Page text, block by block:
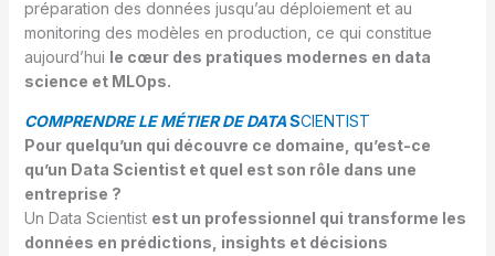
préparation des données jusqu’au déploiement et au
monitoring des modèles en production, ce qui constitue
aujourd’hui le cœur des pratiques modernes en data
science et MLOps.
COMPRENDRE LE MÉTIER DE DATASCIENTIST
Pour quelqu’un qui découvre ce domaine, qu’est-ce
qu’un Data Scientist et quel est son rôle dans une
entreprise ?
Un Data Scientist est un professionnel qui transforme les
données en prédictions, insights et décisions